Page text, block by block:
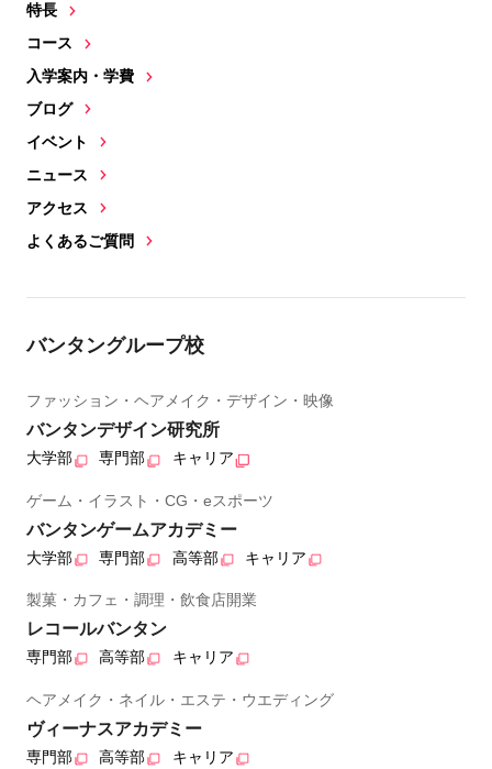
特長
コース
入学案内・学費
ブログ
イベント
ニュース
アクセス
よくあるご質問
バンタングループ校
ファッション・ヘアメイク・デザイン・映像
バンタンデザイン研究所
大学部 専門部 キャリア
ゲーム・イラスト・CG・eスポーツ
バンタンゲームアカデミー
大学部 専門部 高等部 キャリア
製菓・カフェ・調理・飲食店開業
レコールバンタン
専門部 高等部 キャリア
ヘアメイク・ネイル・エステ・ウエディング
ヴィーナスアカデミー
専門部 高等部 キャリア